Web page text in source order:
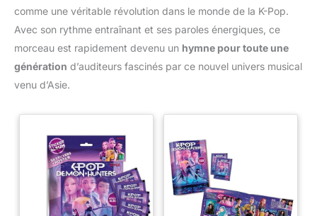
comme une véritable révolution dans le monde de la K-Pop.
Avec son rythme entraînant et ses paroles énergiques, ce
morceau est rapidement devenu un hymne pour toute une
génération d’auditeurs fascinés par ce nouvel univers musical
venu d’Asie.